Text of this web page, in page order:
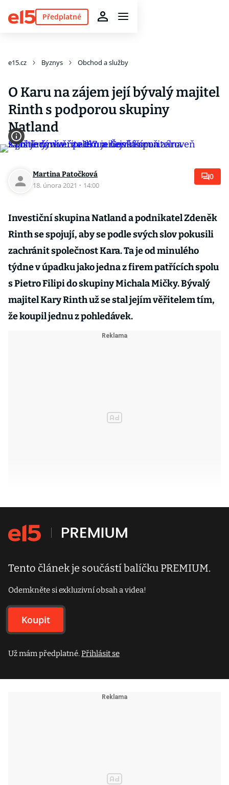
Předplatné
e15.cz Byznys Obchod a služby
O Karu na zájem její bývalý majitel
Rinth s podporou skupiny
Natland
Martina Patočková
18. února 2021 · 14:00
0
Investiční skupina Natland a podnikatel Zdeněk
Rinth se spojují, aby se podle svých slov pokusili
zachránit společnost Kara. Ta je od minulého
týdne v úpadku jako jedna z firem patřících spolu
s Pietro Filipi do skupiny Michala Mičky. Bývalý
majitel Kary Rinth už se stal jejím věřitelem tím,
že koupil jednu z pohledávek.
Tento článek je součástí balíčku PREMIUM.
Odemkněte si exkluzivní obsah a videa!
Koupit
Už mám předplatné.Přihlásit se